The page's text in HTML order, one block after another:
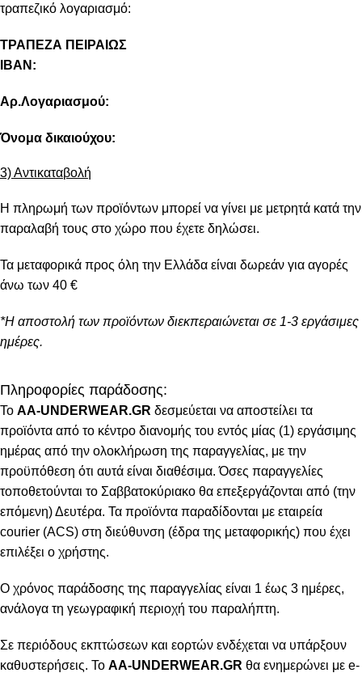
τραπεζικό λογαριασμό:
ΤΡΑΠΕΖΑ ΠΕΙΡΑΙΩΣ
IBAN:
Αρ.Λογαριασμού:
Όνομα δικαιούχου:
3) Αντικαταβολή
Η πληρωμή των προϊόντων μπορεί να γίνει με μετρητά κατά την
παραλαβή τους στο χώρο που έχετε δηλώσει.
Τα μεταφορικά προς όλη την Ελλάδα είναι δωρεάν για αγορές
άνω των 40 €
*Η αποστολή των προϊόντων διεκπεραιώνεται σε 1-3 εργάσιμες
ημέρες.
Πληροφορίες παράδοσης:
To AA-UNDERWEAR.GR δεσμεύεται να αποστείλει τα
προϊόντα από το κέντρο διανομής του εντός μίας (1) εργάσιμης
ημέρας από την ολοκλήρωση της παραγγελίας, με την
προϋπόθεση ότι αυτά είναι διαθέσιμα. Όσες παραγγελίες
τοποθετούνται το Σαββατοκύριακο θα επεξεργάζονται από (την
επόμενη) Δευτέρα. Τα προϊόντα παραδίδονται με εταιρεία
courier (ACS) στη διεύθυνση (έδρα της μεταφορικής) που έχει
επιλέξει ο χρήστης.
Ο χρόνος παράδοσης της παραγγελίας είναι 1 έως 3 ημέρες,
ανάλογα τη γεωγραφική περιοχή του παραλήπτη.
Σε περιόδους εκπτώσεων και εορτών ενδέχεται να υπάρξουν
καθυστερήσεις. Το AA-UNDERWEAR.GR θα ενημερώνει με e-